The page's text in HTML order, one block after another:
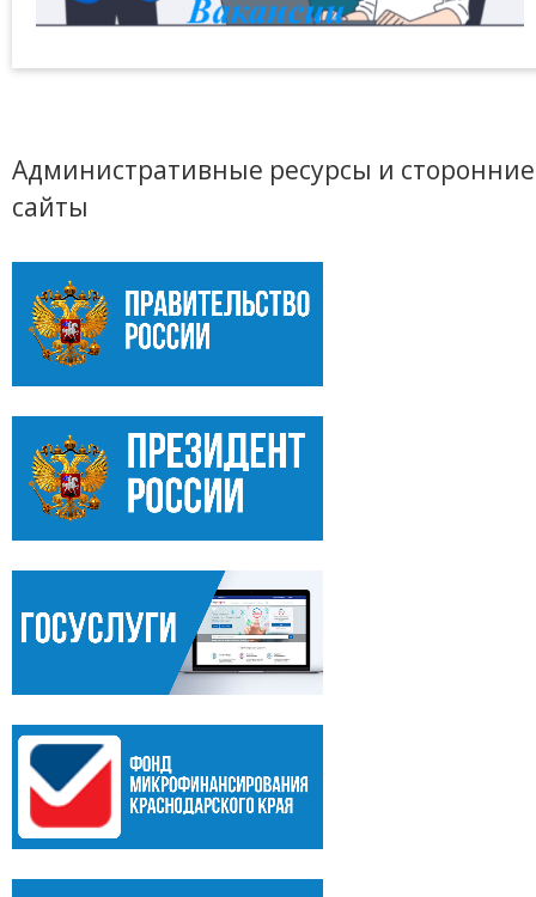
Административные ресурсы и сторонние
сайты